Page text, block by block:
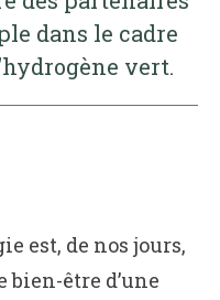
dans le cadre
vert.
est, de nos jours,
être d’une